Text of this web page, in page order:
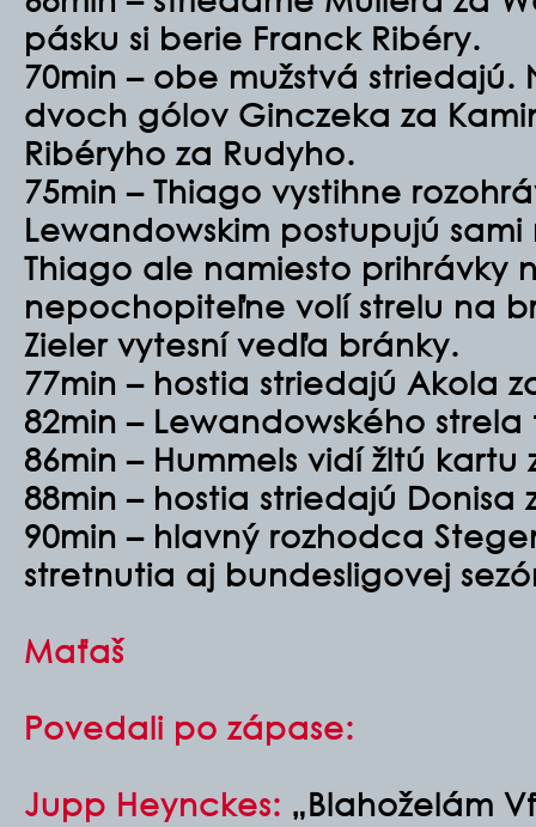
pásku si berie Franck Ribéry.
70min – obe mužstvá striedajú.
dvoch gólov Ginczeka za
Ribéryho za Rudyho.
75min – Thiago vystihne
Lewandowskim postupujú
Thiago ale namiesto prihrávky
nepochopiteľne volí strelu na
Zieler vytesní vedľa bránky.
77min – hostia striedajú Akola
82min – Lewandowského
86min – Hummels vidí žltú
88min – hostia striedajú Donisa
90min – hlavný rozhodca
stretnutia aj bundesligovej
Maťaš
Povedali po zápase:
Jupp Heynckes: „Blahoželám